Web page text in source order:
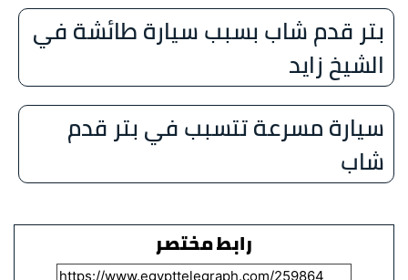
بتر قدم شاب بسبب سيارة طائشة في
الشيخ زايد
سيارة مسرعة تتسبب في بتر قدم
شاب
رابط مختصر